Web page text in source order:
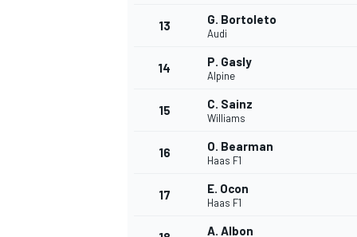
13 G. Bortoleto
Audi
14 P. Gasly
Alpine
15 C. Sainz
Williams
16 O. Bearman
Haas F1
17 E. Ocon
Haas F1
A. Albon